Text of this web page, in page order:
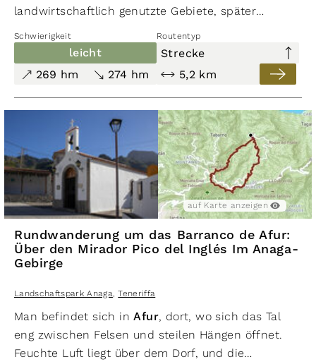
landwirtschaftlich genutzte Gebiete, später
passiert man interessante Felsforma­tionen.
Höhepunkt ist die landschaftlich schöne Playa de
Schwierigkeit Routentyp
leicht
Strecke
269 hm
274 hm 5,2 km
auf Karte anzeigen
Rundwanderung um das Barranco de Afur:
Über den Mirador Pico del Inglés Im Anaga-
Gebirge
Landschaftspark Anaga, Teneriffa
Man befindet sich inAfur, dort, wo sich das Tal
eng zwischen Felsen und steilen Hängen öffnet.
Feuchte Luft liegt über dem Dorf, und die